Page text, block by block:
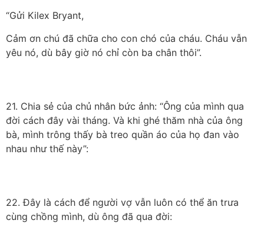
“Gửi Kilex Bryant,
Cảm ơn chú đã chữa cho con chó của cháu. Cháu vẫn
yêu nó, dù bây giờ nó chỉ còn ba chân thôi”.
21. Chia sẻ của chủ nhân bức ảnh: “Ông của mình qua
đời cách đây vài tháng. Và khi ghé thăm nhà của ông
bà, mình trông thấy bà treo quần áo của họ đan vào
nhau như thế này”:
22. Đây là cách để người vợ vẫn luôn có thể ăn trưa
cùng chồng mình, dù ông đã qua đời: